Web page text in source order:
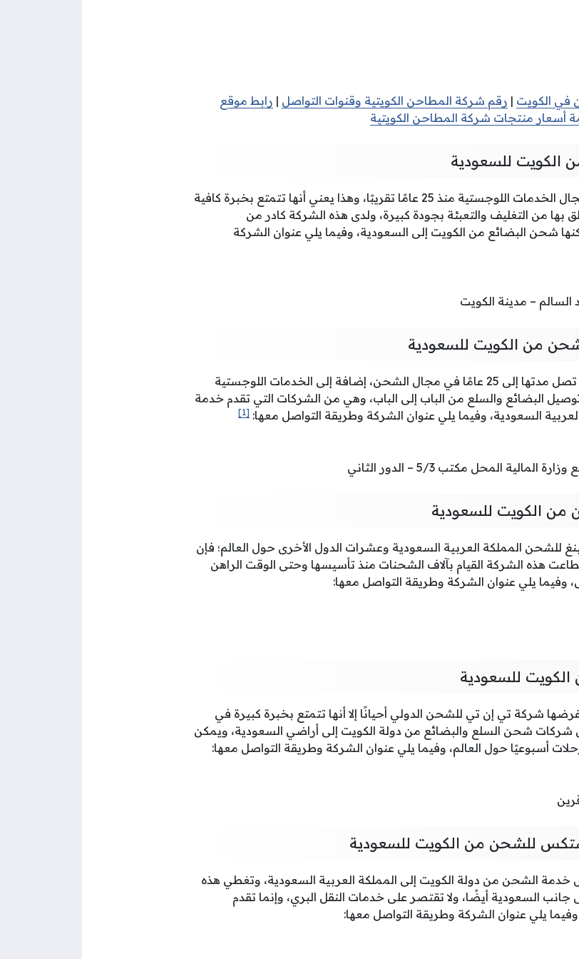
في الكويت | رقم شركة المطاحن الكويتية وقنوات التواصل | رابط موقع
أسعار منتجات شركة المطاحن الكويتية
للسعودية
تعمل شركة سكاي كوم للشحن في مجال الخدمات اللوجستية منذ 25 عامًا تقريبًا، وهذا يعني أنها تتمتع بخبرة كافية
بها من التغليف والتعبئة بجودة كبيرة، ولدى هذه الشركة كادر من
شحن البضائع من الكويت إلى السعودية، وفيما يلي عنوان الشركة
السالم – مدينة الكويت
من الكويت للسعودية
تتمتع شركة تارجت لوجيستك بخبرة تصل مدتها إلى 25 عامًا في مجال الشحن، إضافة إلى الخدمات اللوجستية
البضائع والسلع من الباب إلى الباب، وهي من الشركات التي تقدم خدمة
السعودية، وفيما يلي عنوان الشركة وطريقة التواصل معها: [1]
الكويت للسعودية
المملكة العربية السعودية وعشرات الدول الأخرى حول العالم؛ فإن
تقريبًا، واستطاعت هذه الشركة القيام بآلاف الشحنات منذ تأسيسها وحتى الوقت الراهن
وفيما يلي عنوان الشركة وطريقة التواصل معها:
للسعودية
شركة تي إن تي للشحن الدولي أحيانًا إلا أنها تتمتع بخبرة كبيرة في
شحن السلع والبضائع من دولة الكويت إلى أراضي السعودية، ويمكن
أسبوعيًا حول العالم، وفيما يلي عنوان الشركة وطريقة التواصل معها:
للشحن من الكويت للسعودية
الشحن من دولة الكويت إلى المملكة العربية السعودية، وتغطي هذه
جانب السعودية أيضًا، ولا تقتصر على خدمات النقل البري، وإنما تقدم
يلي عنوان الشركة وطريقة التواصل معها: